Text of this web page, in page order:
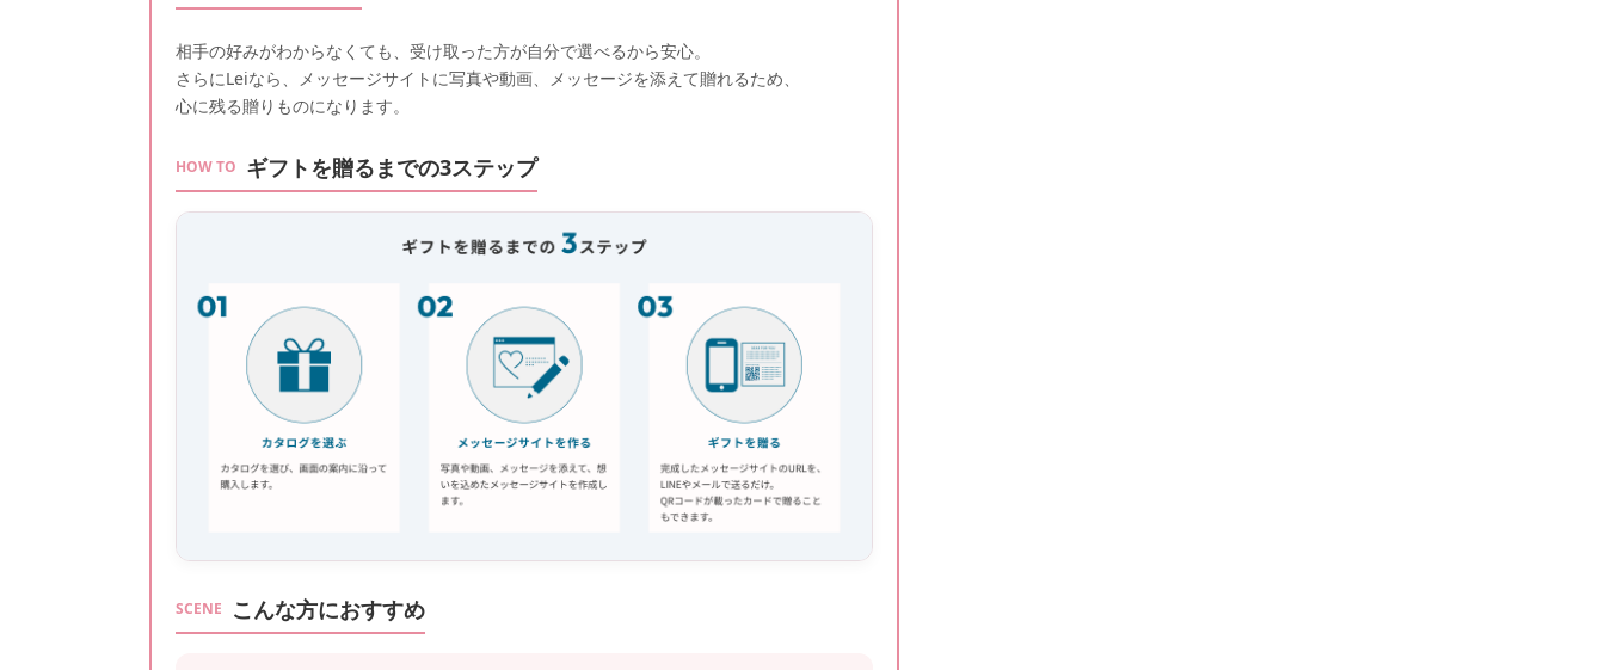
相手の好みがわからなくても、受け取った方が自分で選べるから安心。
さらにLeiなら、メッセージサイトに写真や動画、メッセージを添えて贈れるため、
心に残る贈りものになります。
HOW TO ギフトを贈るまでの3ステップ
SCENE こんな方におすすめ